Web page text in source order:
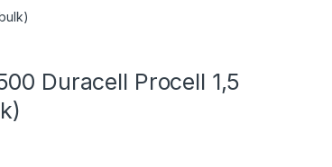
Duracell Procell 1,5